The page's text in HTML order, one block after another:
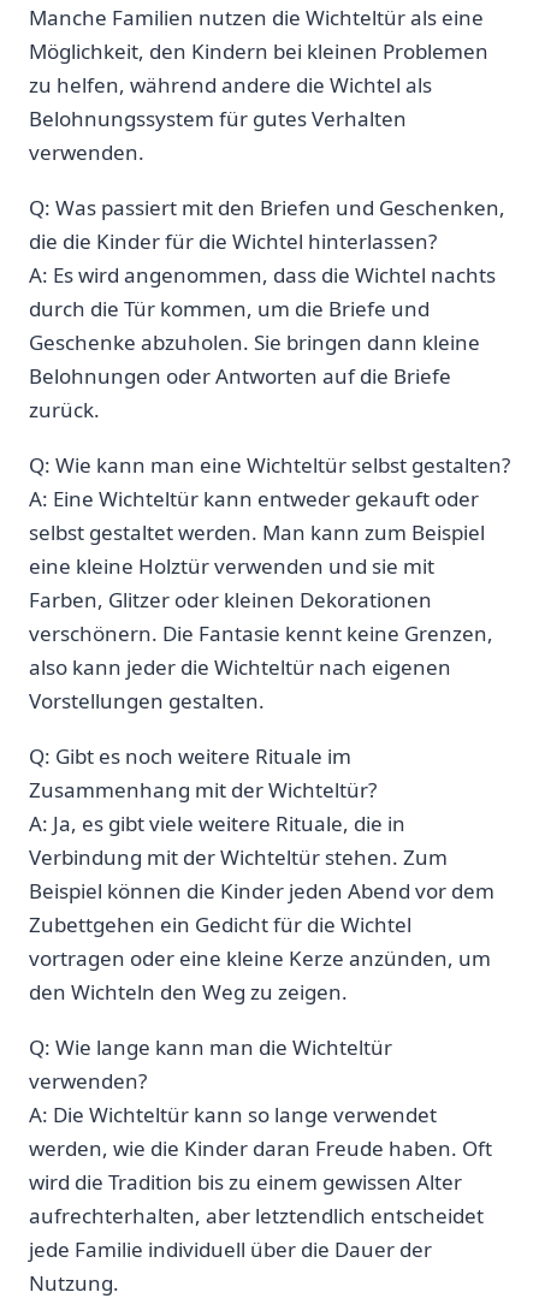
Manche Familien nutzen die Wichteltür als eine
Möglichkeit, den ‍Kindern bei kleinen Problemen
⁤zu helfen, während andere ⁢die Wichtel als
Belohnungssystem für gutes Verhalten⁣
verwenden.
Q: Was passiert mit den‍ Briefen und Geschenken,
die die Kinder für die Wichtel hinterlassen?
A: Es wird angenommen, dass die Wichtel nachts
durch die Tür kommen, um die Briefe und
Geschenke abzuholen. Sie‍ bringen dann kleine‍
Belohnungen oder Antworten auf die Briefe
zurück.
Q: Wie ⁤kann man eine Wichteltür selbst gestalten?
A:‍ Eine Wichteltür kann entweder gekauft oder
selbst gestaltet werden. Man kann zum Beispiel
eine kleine Holztür verwenden und​ sie mit
Farben, Glitzer oder ⁣kleinen Dekorationen
verschönern. Die Fantasie ‌kennt keine Grenzen,
also kann jeder die Wichteltür nach eigenen
Vorstellungen gestalten.
Q: Gibt es noch ⁢weitere Rituale im
Zusammenhang⁢ mit der Wichteltür?
A: Ja,‍ es gibt viele weitere Rituale, die in
⁣Verbindung mit der ​Wichteltür stehen. Zum
Beispiel⁢ können die‍ Kinder jeden ‌Abend vor dem
Zubettgehen ⁢ein Gedicht ​für die Wichtel
vortragen oder eine kleine Kerze anzünden,‍ um
den Wichteln den Weg zu zeigen.
Q: Wie lange kann man ⁤die⁢ Wichteltür ​
verwenden?
A: Die ​Wichteltür kann so lange verwendet
werden, wie die Kinder daran ⁢Freude haben. Oft
wird die Tradition bis zu ⁢einem gewissen Alter
aufrechterhalten, aber ⁢letztendlich entscheidet ​
jede Familie individuell über die Dauer der
Nutzung.